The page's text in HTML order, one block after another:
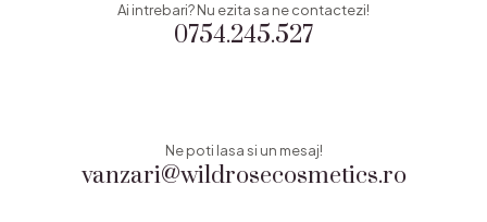
0754.245.527
Ai intrebari? Nu ezita sa ne contactezi!
vanzari@wildrosecosmetics.ro
Ne poti lasa si un mesaj!